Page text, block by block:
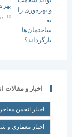
بهره‌وری
/
اخبار و مقالات انجمن
اخبار انجمن مفاخر
اخبار معماری و شهرسازی